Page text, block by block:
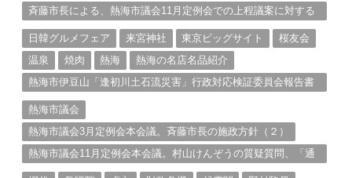
斉藤市長による、熱海市議会11月定例会での上程議案に対する
日韓グルメフェア
来宮神社 東京ビッグサイト
桜友会
温泉
焼肉 熱海
熱海の名店名品紹介
熱海市伊豆山「逢初川土石流災害」行政対応検証委員会報告書
熱海市議会
熱海市議会3月定例会本会議。斉藤市長の施政方針（２）
熱海市議会11月定例会本会議。村山けんぞうの質疑質問、「通